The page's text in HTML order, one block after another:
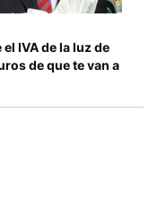
IVA de la luz de
de que te van a